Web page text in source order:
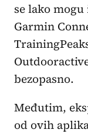
se lako
Garmin
bezopasno.
Međutim,
od ovih